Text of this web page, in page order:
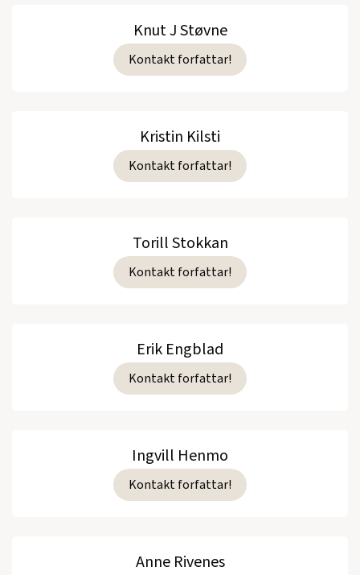
Knut J Støvne
Kontakt forfattar!
Kristin Kilsti
Kontakt forfattar!
Torill Stokkan
Kontakt forfattar!
Erik Engblad
Kontakt forfattar!
Ingvill Henmo
Kontakt forfattar!
Anne Rivenes